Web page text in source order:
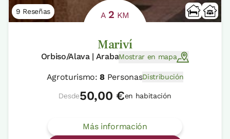
9 Reseñas A 2 KM
Mariví
Orbiso/Alava | ArabaMostrar en mapa
Agroturismo:8 PersonasDistribución
Desde50,00 €en habitación
Más información